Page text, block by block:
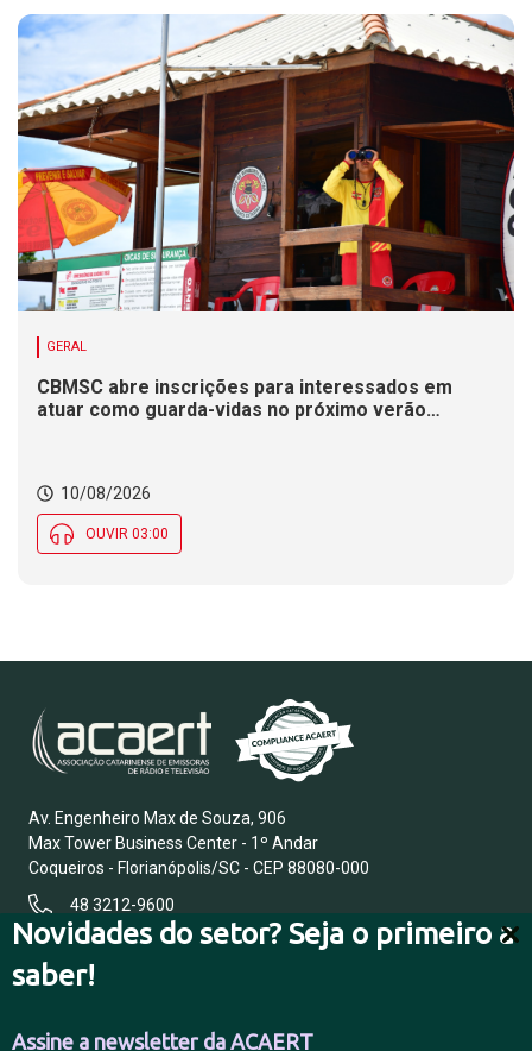
Novidades do setor? Seja o primeiro a
saber!
Assine a newsletter da ACAERT
GERAL
CBMSC abre inscrições para interessados em
atuar como guarda-vidas no próximo verão
10/08/2026
OUVIR 03:00
Av. Engenheiro Max de Souza, 906
Max Tower Business Center - 1º Andar
Coqueiros - Florianópolis/SC - CEP 88080-000
48 3212-9600
FALE CONOSCO